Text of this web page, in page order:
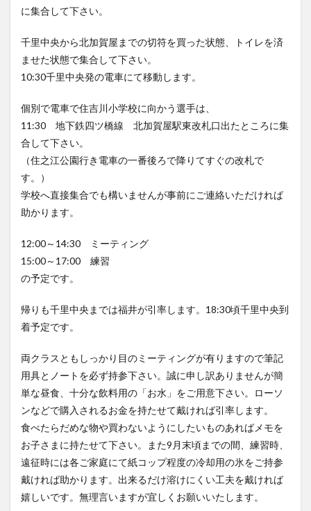
に集合して下さい。
千里中央から北加賀屋までの切符を買った状態、トイレを済
ませた状態で集合して下さい。
10:30千里中央発の電車にて移動します。
個別で電車で住吉川小学校に向かう選手は、
11:30 地下鉄四ツ橋線 北加賀屋駅東改札口出たところに集
合して下さい。
（住之江公園行き電車の一番後ろで降りてすぐの改札で
す。）
学校へ直接集合でも構いませんが事前にご連絡いただければ
助かります。
12:00～14:30 ミーティング
15:00～17:00 練習
の予定です。
帰りも千里中央までは福井が引率します。18:30頃千里中央到
着予定です。
両クラスともしっかり目のミーティングが有りますので筆記
用具とノートを必ず持参下さい。誠に申し訳ありませんが簡
単な昼食、十分な飲料用の「お水」をご用意下さい。ローソ
ンなどで購入されるお金を持たせて戴ければ引率します。
食べたらだめな物や買わないようにしたいものあればメモを
お子さまに持たせて下さい。また9月末頃までの間、練習時、
遠征時には各ご家庭にて紙コップ程度の冷却用の氷をご持参
戴ければ助かります。出来るだけ溶けにくい工夫を戴ければ
嬉しいです。無理言いますが宜しくお願いいたします。